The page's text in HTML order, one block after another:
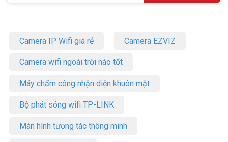
Camera IP Wifi giá rẻ Camera EZVIZ
Camera wifi ngoài trời nào tốt
Máy chấm công nhận diện khuôn mặt
Bộ phát sóng wifi TP-LINK
Màn hình tương tác thông minh